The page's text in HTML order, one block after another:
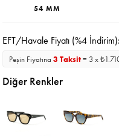
54 MM
EFT/Havale Fiyatı (%4
Peşin Fiyatına3 Taksit= 3 x
Diğer Renkler